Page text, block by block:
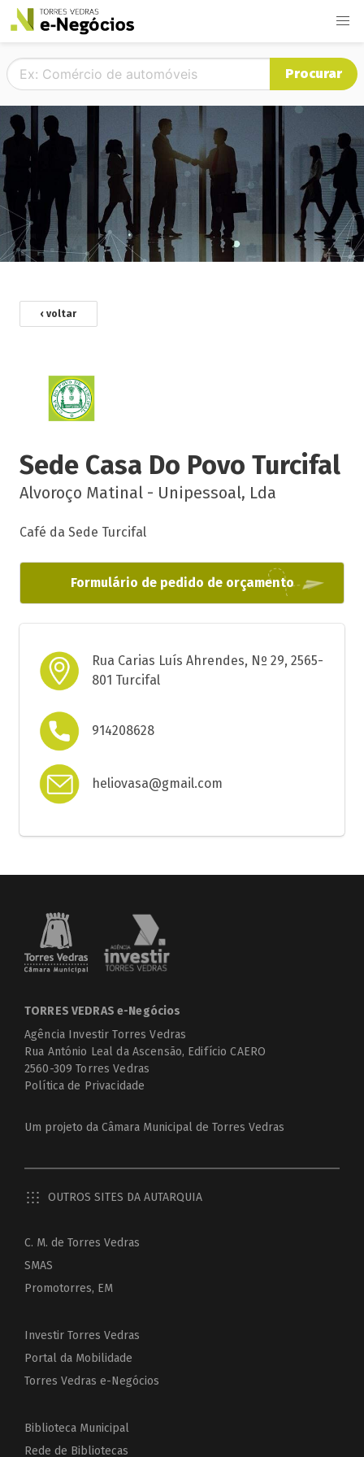
Procurar
‹ voltar
Sede Casa Do Povo Turcifal
Alvoroço Matinal - Unipessoal, Lda
Café da Sede Turcifal
Formulário de pedido de orçamento
Rua Carias Luís Ahrendes, Nº 29, 2565-
801 Turcifal
914208628
heliovasa@gmail.com
TORRES VEDRAS e-Negócios
Agência Investir Torres Vedras
Rua António Leal da Ascensão, Edifício CAERO
2560-309 Torres Vedras
Política de Privacidade
Um projeto da Câmara Municipal de Torres Vedras
OUTROS SITES DA AUTARQUIA
C. M. de Torres Vedras
SMAS
Promotorres, EM
Investir Torres Vedras
Portal da Mobilidade
Torres Vedras e-Negócios
Biblioteca Municipal
Rede de Bibliotecas